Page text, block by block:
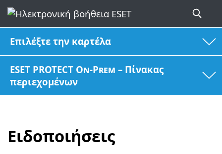
Επιλέξτε την καρτέλα
ESET PROTECT On-Prem – Πίνακας
περιεχομένων
Ειδοποιήσεις